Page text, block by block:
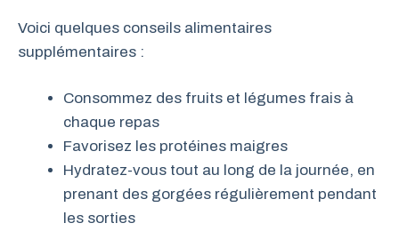
Voici quelques conseils alimentaires
supplémentaires :
Consommez des fruits et légumes frais à
chaque repas
Favorisez les protéines maigres
Hydratez-vous tout au long de la journée, en
prenant des gorgées régulièrement pendant
les sorties